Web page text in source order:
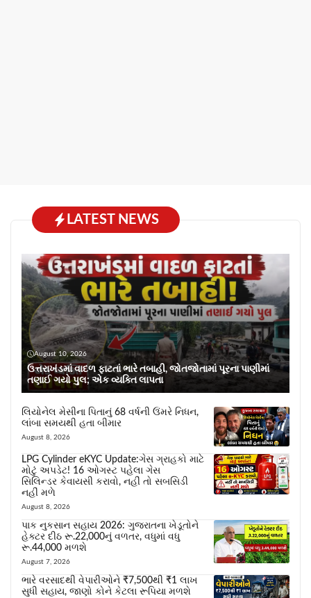
LATEST NEWS
August 10, 2026
ઉત્તરાખંડમાં વાદળ ફાટતાં ભારે તબાહી, જોતજોતામાં પૂરના પાણીમાં
તણાઈ ગયો પુલ; એક વ્યક્તિ લાપતા
લિયોનેલ મેસીના પિતાનું 68 વર્ષની ઉંમરે નિધન,
લાંબા સમયથી હતા બીમાર
August 8, 2026
LPG Cylinder eKYC Update:ગેસ ગ્રાહકો માટે
મોટું અપડેટ! 16 ઓગસ્ટ પહેલા ગેસ
સિલિન્ડર કેવાયસી કરાવો, નહીં તો સબસિડી
નહીં મળે
August 8, 2026
પાક નુકસાન સહાય 2026: ગુજરાતના ખેડૂતોને
હેક્ટર દીઠ રૂ.22,000નું વળતર, વધુમાં વધુ
રૂ.44,000 મળશે
August 7, 2026
ભારે વરસાદથી વેપારીઓને ₹7,500થી ₹1 લાખ
સુધી સહાય, જાણો કોને કેટલા રૂપિયા મળશે